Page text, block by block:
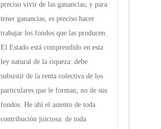
preciso vivir de las ganancias; y para
tener ganancias, es preciso hacer
trabajar los fondos que las producen.
El Estado está comprendido en esta
ley natural de la riqueza: debe
subsistir de la renta colectiva de los
particulares que le forman, no de sus
fondos. He ahí el asiento de toda
contribución juiciosa: de toda